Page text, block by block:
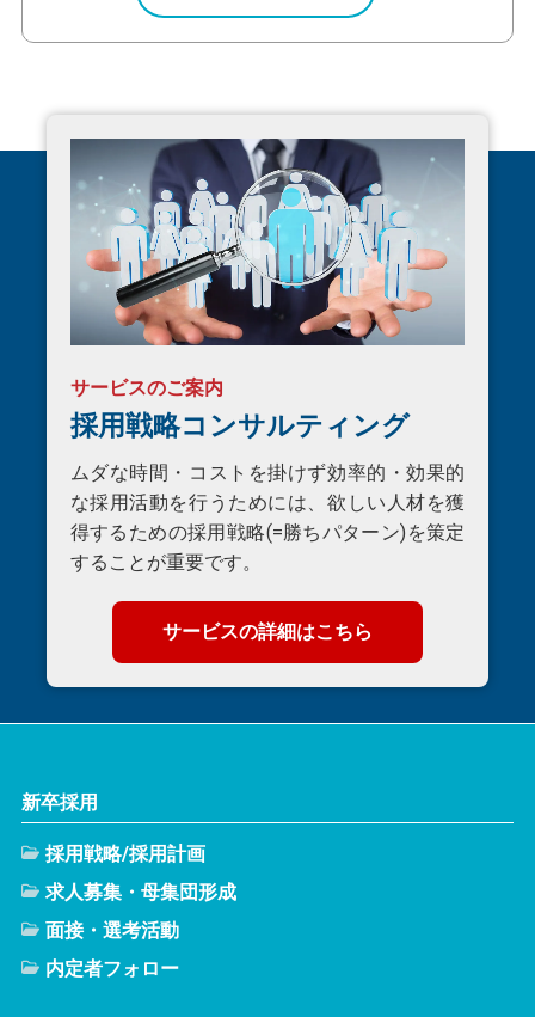
サービスのご案内
採用戦略コンサルティング
ムダな時間・コストを掛けず効率的・効果的
な採用活動を行うためには、欲しい人材を獲
得するための採用戦略(=勝ちパターン)を策定
することが重要です。
サービスの詳細はこちら
新卒採用
採用戦略/採用計画
求人募集・母集団形成
面接・選考活動
内定者フォロー